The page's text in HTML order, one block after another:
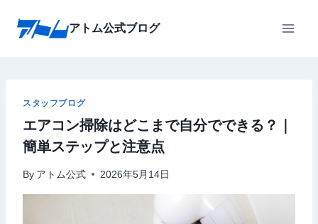
アトム公式ブログ
スタッフブログ
エアコン掃除はどこまで自分でできる？｜
簡単ステップと注意点
By アトム公式 2026年5月14日